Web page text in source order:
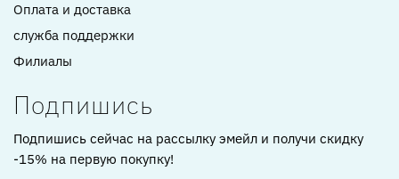
Оплата и доставка
служба поддержки
Филиалы
Подпишись
Подпишись сейчас на рассылку эмейл и получи скидку
-15% на первую покупку!